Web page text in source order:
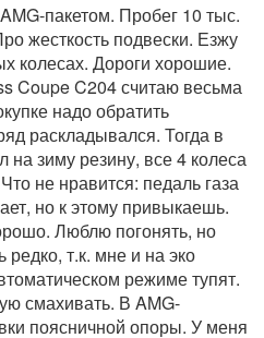
пакетом. Пробег 10 тыс.
жесткость подвески. Езжу
колесах. Дороги хорошие.
Coupe C204 считаю весьма
надо обратить
раскладывался. Тогда в
зиму резину, все 4 колеса
не нравится: педаль газа
но к этому привыкаешь.
Люблю погонять, но
т.к. мне и на эко
режиме тупят.
смахивать. В AMG-
поясничной опоры. У меня